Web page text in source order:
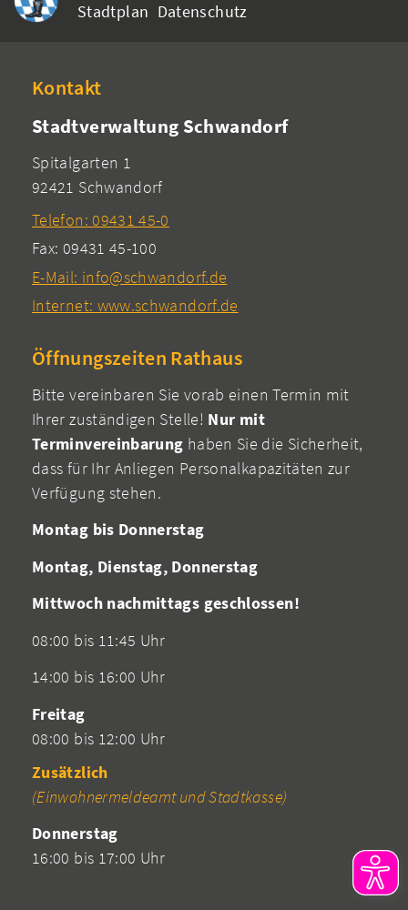
Stadtplan Datenschutz
Kontakt
Stadtverwaltung Schwandorf
Spitalgarten 1
92421 Schwandorf
Telefon: 09431 45-0
Fax: 09431 45-100
E-Mail: info@schwandorf.de
Internet: www.schwandorf.de
Öffnungszeiten Rathaus
Bitte vereinbaren Sie vorab einen Termin mit
Ihrer zuständigen Stelle! Nur mit
Terminvereinbarung haben Sie die Sicherheit,
dass für Ihr Anliegen Personalkapazitäten zur
Verfügung stehen.
Montag bis Donnerstag
Montag, Dienstag, Donnerstag
Mittwoch nachmittags geschlossen!
08:00 bis 11:45 Uhr
14:00 bis 16:00 Uhr
Freitag
08:00 bis 12:00 Uhr
Zusätzlich
(Einwohnermeldeamt und Stadtkasse)
Donnerstag
16:00 bis 17:00 Uhr